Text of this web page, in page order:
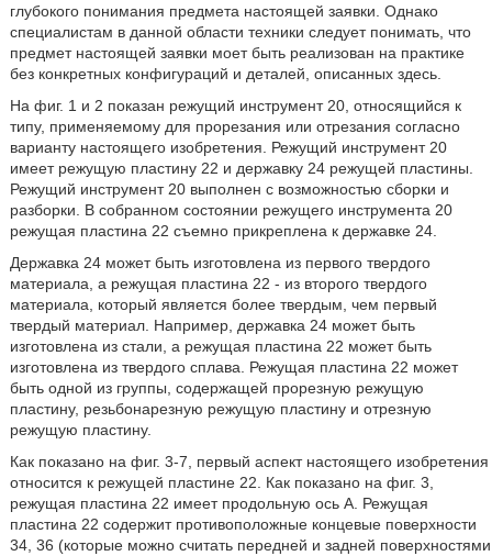
глубокого понимания предмета настоящей заявки. Однако
специалистам в данной области техники следует понимать, что
предмет настоящей заявки моет быть реализован на практике
без конкретных конфигураций и деталей, описанных здесь.
На фиг. 1 и 2 показан режущий инструмент 20, относящийся к
типу, применяемому для прорезания или отрезания согласно
варианту настоящего изобретения. Режущий инструмент 20
имеет режущую пластину 22 и державку 24 режущей пластины.
Режущий инструмент 20 выполнен с возможностью сборки и
разборки. В собранном состоянии режущего инструмента 20
режущая пластина 22 съемно прикреплена к державке 24.
Державка 24 может быть изготовлена из первого твердого
материала, а режущая пластина 22 - из второго твердого
материала, который является более твердым, чем первый
твердый материал. Например, державка 24 может быть
изготовлена из стали, а режущая пластина 22 может быть
изготовлена из твердого сплава. Режущая пластина 22 может
быть одной из группы, содержащей прорезную режущую
пластину, резьбонарезную режущую пластину и отрезную
режущую пластину.
Как показано на фиг. 3-7, первый аспект настоящего изобретения
относится к режущей пластине 22. Как показано на фиг. 3,
режущая пластина 22 имеет продольную ось А. Режущая
пластина 22 содержит противоположные концевые поверхности
34, 36 (которые можно считать передней и задней поверхностями